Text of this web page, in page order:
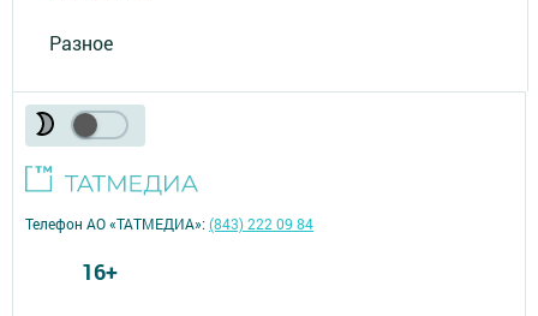
Разное
Телефон АО «ТАТМЕДИА»:(843) 222 09 84
16+